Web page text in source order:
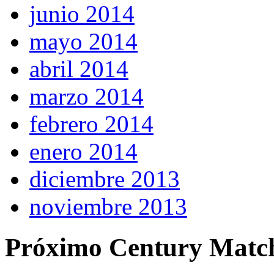
junio 2014
mayo 2014
abril 2014
marzo 2014
febrero 2014
enero 2014
diciembre 2013
noviembre 2013
Próximo Century